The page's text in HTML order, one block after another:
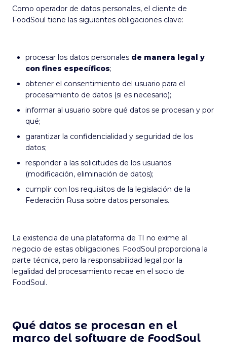
Como operador de datos personales, el cliente de
FoodSoul tiene las siguientes obligaciones clave:
procesar los datos personales de manera legal y
con fines específicos;
obtener el consentimiento del usuario para el
procesamiento de datos (si es necesario);
informar al usuario sobre qué datos se procesan y por
qué;
garantizar la confidencialidad y seguridad de los
datos;
responder a las solicitudes de los usuarios
(modificación, eliminación de datos);
cumplir con los requisitos de la legislación de la
Federación Rusa sobre datos personales.
La existencia de una plataforma de TI no exime al
negocio de estas obligaciones. FoodSoul proporciona la
parte técnica, pero la responsabilidad legal por la
legalidad del procesamiento recae en el socio de
FoodSoul.
Qué datos se procesan en el
marco del software de FoodSoul